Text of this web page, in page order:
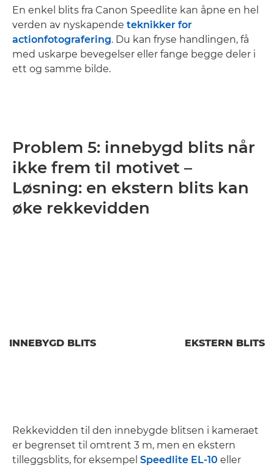
En enkel blits fra Canon Speedlite kan åpne en hel
verden av nyskapende teknikker for
actionfotografering. Du kan fryse handlingen, få
med uskarpe bevegelser eller fange begge deler i
ett og samme bilde.
Problem 5: innebygd blits når
ikke frem til motivet –
Løsning: en ekstern blits kan
øke rekkevidden
INNEBYGD BLITS EKSTERN BLITS
Rekkevidden til den innebygde blitsen i kameraet
er begrenset til omtrent 3 m, men en ekstern
tilleggsblits, for eksempel Speedlite EL-10 eller